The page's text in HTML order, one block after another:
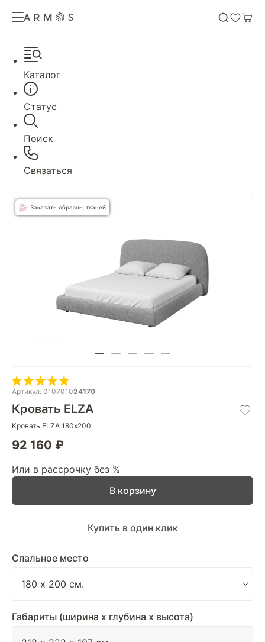
Каталог
Статус
Поиск
Связаться
Заказать образцы тканей
Артикул: 010701024170
Кровать ELZA
Кровать ELZA 180х200
92 160 ₽
Или в рассрочку без %
Спальное место
Габариты (ширина х глубина х высота)
В корзину
Купить в один клик